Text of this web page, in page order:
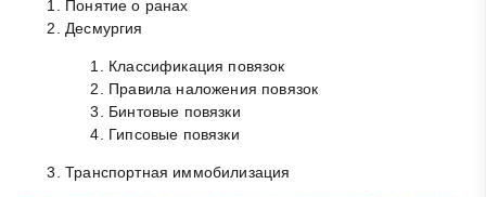
Понятие о ранах
Десмургия
Классификация повязок
Правила наложения повязок
Бинтовые повязки
Гипсовые повязки
Транспортная иммобилизация